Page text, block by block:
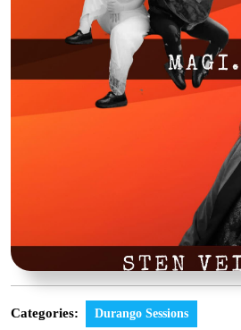
Categories: Durango Sessions